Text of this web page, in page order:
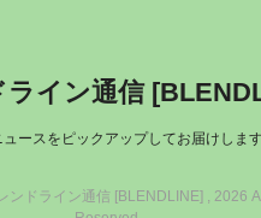
ライン通信
ースをピックアップしてお届けしま
ンドライン通信 [BLENDLINE] , 2026